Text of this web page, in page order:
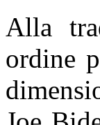
Alla
ordine